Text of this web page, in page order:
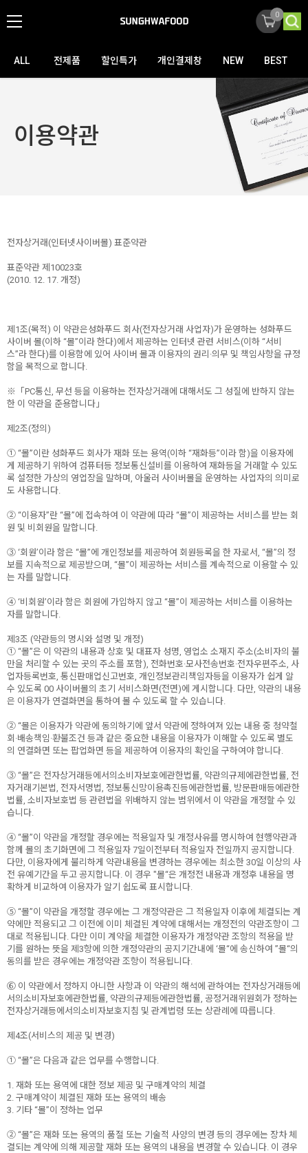
0
ALL 전제품 할인특가 개인결제창 NEW BEST
이용약관
전자상거래(인터넷사이버몰) 표준약관
표준약관 제10023호
(2010. 12. 17. 개정)
제1조(목적) 이 약관은성화푸드 회사(전자상거래 사업자)가 운영하는 성화푸드
사이버 몰(이하 “몰”이라 한다)에서 제공하는 인터넷 관련 서비스(이하 “서비
스”라 한다)를 이용함에 있어 사이버 몰과 이용자의 권리·의무 및 책임사항을 규정
함을 목적으로 합니다.
※「PC통신, 무선 등을 이용하는 전자상거래에 대해서도 그 성질에 반하지 않는
한 이 약관을 준용합니다」
제2조(정의)
① “몰”이란 성화푸드 회사가 재화 또는 용역(이하 “재화등”이라 함)을 이용자에
게 제공하기 위하여 컴퓨터등 정보통신설비를 이용하여 재화등을 거래할 수 있도
록 설정한 가상의 영업장을 말하며, 아울러 사이버몰을 운영하는 사업자의 의미로
도 사용합니다.
② “이용자”란 “몰”에 접속하여 이 약관에 따라 “몰”이 제공하는 서비스를 받는 회
원 및 비회원을 말합니다.
③ ‘회원’이라 함은 “몰”에 개인정보를 제공하여 회원등록을 한 자로서, “몰”의 정
보를 지속적으로 제공받으며, “몰”이 제공하는 서비스를 계속적으로 이용할 수 있
는 자를 말합니다.
④ ‘비회원’이라 함은 회원에 가입하지 않고 “몰”이 제공하는 서비스를 이용하는
자를 말합니다.
제3조 (약관등의 명시와 설명 및 개정)
① “몰”은 이 약관의 내용과 상호 및 대표자 성명, 영업소 소재지 주소(소비자의 불
만을 처리할 수 있는 곳의 주소를 포함), 전화번호·모사전송번호·전자우편주소, 사
업자등록번호, 통신판매업신고번호, 개인정보관리책임자등을 이용자가 쉽게 알
수 있도록 00 사이버몰의 초기 서비스화면(전면)에 게시합니다. 다만, 약관의 내용
은 이용자가 연결화면을 통하여 볼 수 있도록 할 수 있습니다.
② “몰은 이용자가 약관에 동의하기에 앞서 약관에 정하여져 있는 내용 중 청약철
회·배송책임·환불조건 등과 같은 중요한 내용을 이용자가 이해할 수 있도록 별도
의 연결화면 또는 팝업화면 등을 제공하여 이용자의 확인을 구하여야 합니다.
③ “몰”은 전자상거래등에서의소비자보호에관한법률, 약관의규제에관한법률, 전
자거래기본법, 전자서명법, 정보통신망이용촉진등에관한법률, 방문판매등에관한
법률, 소비자보호법 등 관련법을 위배하지 않는 범위에서 이 약관을 개정할 수 있
습니다.
④ “몰”이 약관을 개정할 경우에는 적용일자 및 개정사유를 명시하여 현행약관과
함께 몰의 초기화면에 그 적용일자 7일이전부터 적용일자 전일까지 공지합니다.
다만, 이용자에게 불리하게 약관내용을 변경하는 경우에는 최소한 30일 이상의 사
전 유예기간을 두고 공지합니다. 이 경우 "몰“은 개정전 내용과 개정후 내용을 명
확하게 비교하여 이용자가 알기 쉽도록 표시합니다.
⑤ “몰”이 약관을 개정할 경우에는 그 개정약관은 그 적용일자 이후에 체결되는 계
약에만 적용되고 그 이전에 이미 체결된 계약에 대해서는 개정전의 약관조항이 그
대로 적용됩니다. 다만 이미 계약을 체결한 이용자가 개정약관 조항의 적용을 받
기를 원하는 뜻을 제3항에 의한 개정약관의 공지기간내에 ‘몰“에 송신하여 ”몰“의
동의를 받은 경우에는 개정약관 조항이 적용됩니다.
⑥ 이 약관에서 정하지 아니한 사항과 이 약관의 해석에 관하여는 전자상거래등에
서의소비자보호에관한법률, 약관의규제등에관한법률, 공정거래위원회가 정하는
전자상거래등에서의소비자보호지침 및 관계법령 또는 상관례에 따릅니다.
제4조(서비스의 제공 및 변경)
① “몰”은 다음과 같은 업무를 수행합니다.
1. 재화 또는 용역에 대한 정보 제공 및 구매계약의 체결
2. 구매계약이 체결된 재화 또는 용역의 배송
3. 기타 “몰”이 정하는 업무
② “몰”은 재화 또는 용역의 품절 또는 기술적 사양의 변경 등의 경우에는 장차 체
결되는 계약에 의해 제공할 재화 또는 용역의 내용을 변경할 수 있습니다. 이 경우